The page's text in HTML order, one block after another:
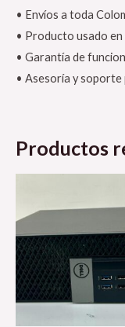
• Envíos a toda
• Producto usado
• Garantía de
• Asesoría y
Productos